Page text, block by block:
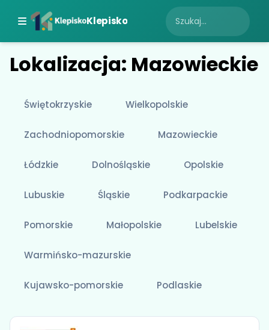
Klepisko
Lokalizacja: Mazowieckie
Świętokrzyskie Wielkopolskie
Zachodniopomorskie Mazowieckie
Łódzkie Dolnośląskie Opolskie
Lubuskie Śląskie Podkarpackie
Pomorskie Małopolskie Lubelskie
Warmińsko-mazurskie
Kujawsko-pomorskie Podlaskie